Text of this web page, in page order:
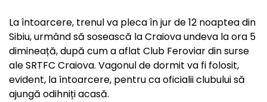
La întoarcere, trenul va pleca în jur de 12 noaptea din
Sibiu, urmând să sosească la Craiova undeva la ora 5
dimineață, după cum a aflat Club Feroviar din surse
ale SRTFC Craiova. Vagonul de dormit va fi folosit,
evident, la întoarcere, pentru ca oficialii clubului să
ajungă odihniți acasă.